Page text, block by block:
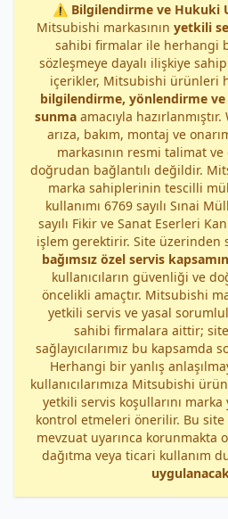
⚠️ Bilgilendirme ve Hukuki
Mitsubishi markasının yetkili
sahibi firmalar ile herhangi
sözleşmeye dayalı ilişkiye
içerikler, Mitsubishi ürünleri
bilgilendirme, yönlendirme
sunmaamacıyla
arıza, bakım, montaj ve
markasının resmi talimat
doğrudan bağlantılı değildir.
marka sahiplerinin tescilli
kullanımı 6769 sayılı Sınai
sayılı Fikir ve Sanat Eserleri
işlem gerektirir. Site üzerinden
bağımsız özel servis
kullanıcıların güvenliği ve
öncelikli amaçtır. Mitsubishi
yetkili servis ve yasal
sahibi firmalara aittir;
sağlayıcılarımız bu kapsamda
Herhangi bir yanlış
kullanıcılarımıza Mitsubishi
yetkili servis koşullarını
kontrol etmeleri önerilir. Bu
mevzuat uyarınca korunmakta
dağıtma veya ticari kullanım